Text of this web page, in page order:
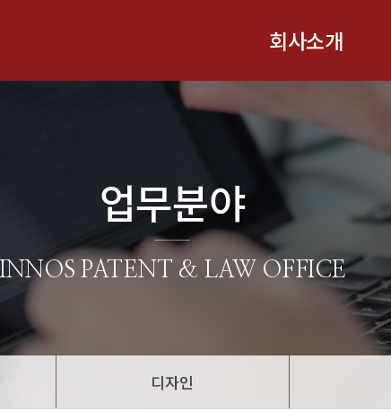
회사소개
업무분야
INNOS PATENT & LAW OFFICE
디자인